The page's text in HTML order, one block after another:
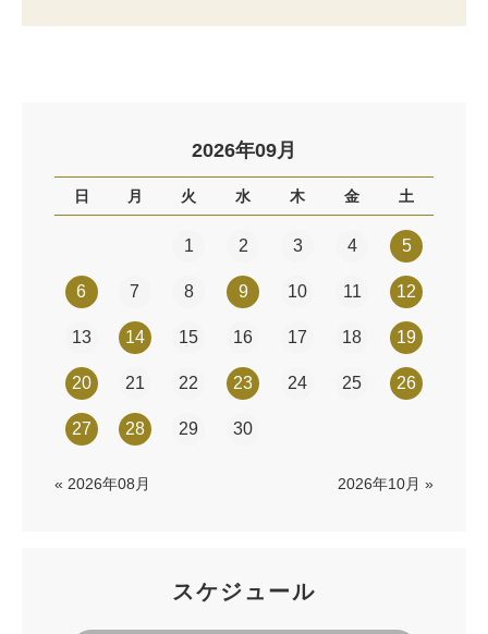
2026年09月
日 月 火 水 木 金 土
1 2 3 4 5
6 7 8 9 10 11 12
13 14 15 16 17 18 19
20 21 22 23 24 25 26
27 28 29 30
« 2026年08月 2026年10月 »
スケジュール